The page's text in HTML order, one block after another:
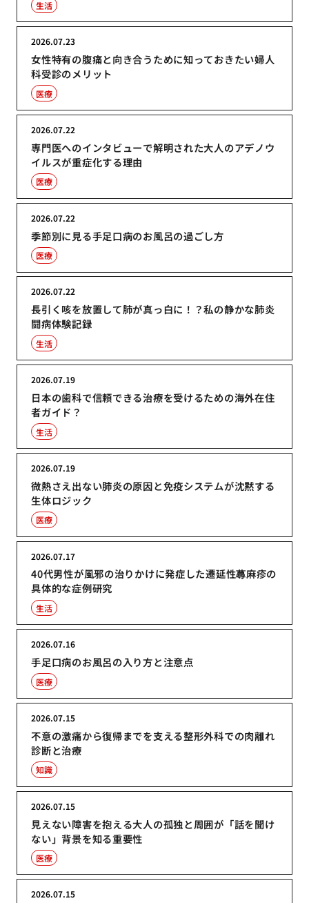
生活
女性特有の腹痛と向き合うために知っておきたい婦人
科受診のメリット
2026.07.23
医療
専門医へのインタビューで解明された大人のアデノウ
イルスが重症化する理由
2026.07.22
医療
季節別に見る手足口病のお風呂の過ごし方
2026.07.22
医療
長引く咳を放置して肺が真っ白に！？私の静かな肺炎
闘病体験記録
2026.07.22
生活
日本の歯科で信頼できる治療を受けるための海外在住
者ガイド？
2026.07.19
生活
微熱さえ出ない肺炎の原因と免疫システムが沈黙する
生体ロジック
2026.07.19
医療
40代男性が風邪の治りかけに発症した遷延性蕁麻疹の
具体的な症例研究
2026.07.17
生活
手足口病のお風呂の入り方と注意点
2026.07.16
医療
不意の激痛から復帰までを支える整形外科での肉離れ
診断と治療
2026.07.15
知識
見えない障害を抱える大人の孤独と周囲が「話を聞け
ない」背景を知る重要性
2026.07.15
医療
2026.07.15